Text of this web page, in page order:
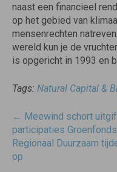
naast een financieel
op het gebied van
mensenrechten
wereld kun je de
is opgericht in 1993 en
Tags: Natural Capital &
Post
navigatie
← Meewind schort
participaties Groenfonds
Regionaal Duurzaam
op